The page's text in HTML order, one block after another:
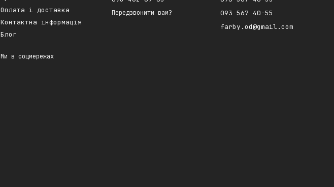
Оплата і доставка
Контактна інформація
Блог
Ми в соцмережах
Передзвонити вам?
093 567 40-55
farby.od@gmail.com